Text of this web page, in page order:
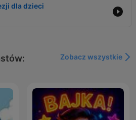
dla dzieci
Zobacz wszystkie